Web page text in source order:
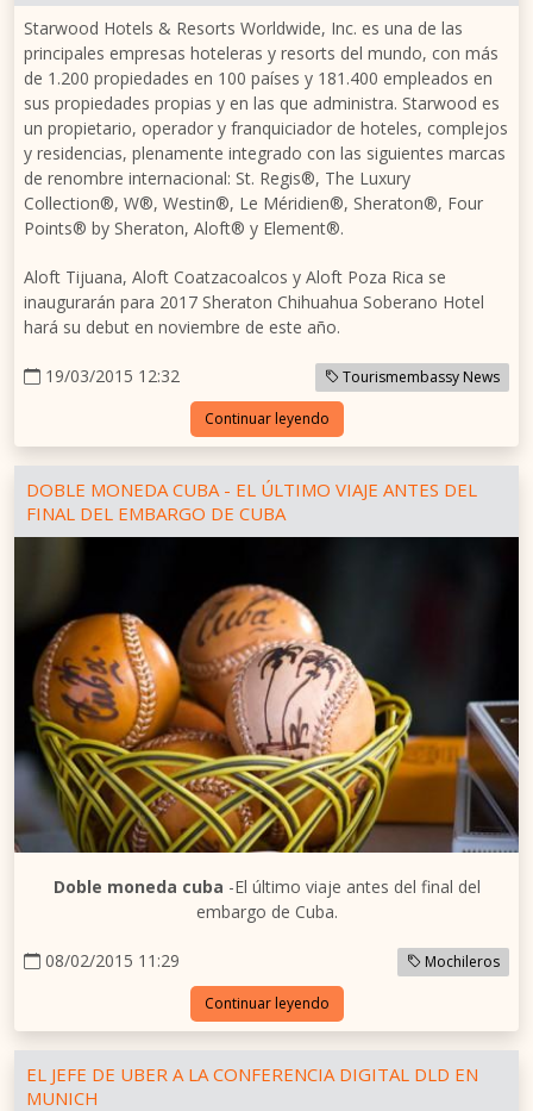
Starwood Hotels & Resorts Worldwide, Inc. es una de las
principales empresas hoteleras y resorts del mundo, con más
de 1.200 propiedades en 100 países y 181.400 empleados en
sus propiedades propias y en las que administra. Starwood es
un propietario, operador y franquiciador de hoteles, complejos
y residencias, plenamente integrado con las siguientes marcas
de renombre internacional: St. Regis®, The Luxury
Collection®, W®, Westin®, Le Méridien®, Sheraton®, Four
Points® by Sheraton, Aloft® y Element®.
Aloft Tijuana, Aloft Coatzacoalcos y Aloft Poza Rica se
inaugurarán para 2017 Sheraton Chihuahua Soberano Hotel
hará su debut en noviembre de este año.
19/03/2015 12:32 Tourismembassy News
Continuar leyendo
DOBLE MONEDA CUBA - EL ÚLTIMO VIAJE ANTES DEL
FINAL DEL EMBARGO DE CUBA
Doble moneda cuba -El último viaje antes del final del
embargo de Cuba.
08/02/2015 11:29 Mochileros
Continuar leyendo
EL JEFE DE UBER A LA CONFERENCIA DIGITAL DLD EN
MUNICH